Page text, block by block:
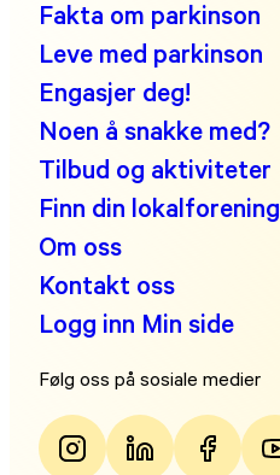
Fakta om parkinson
Leve med parkinson
Engasjer deg!
Noen å snakke med?
Tilbud og aktiviteter
Finn din lokalforening
Om oss
Kontakt oss
Logg inn Min side
Følg oss på sosiale medier